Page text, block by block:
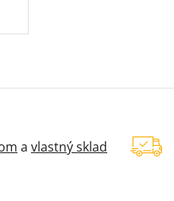
a vlastný sklad